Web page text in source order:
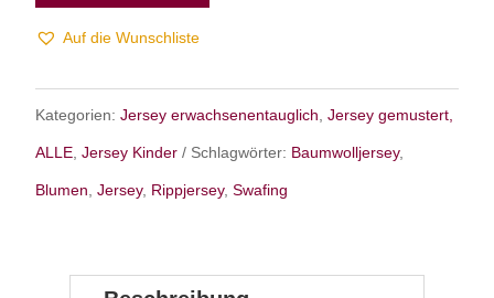
Auf die Wunschliste
Kategorien:Jersey erwachsenentauglich ,Jersey gemustert,
ALLE ,Jersey Kinder Schlagwörter: Baumwolljersey,
Blumen ,Jersey, Rippjersey,Swafing